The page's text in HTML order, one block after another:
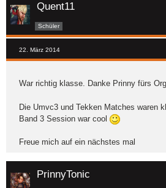
Quent11
Schüler
22. März 2014
War richtig klasse. Danke Prinny fürs
Die Umvc3 und Tekken Matches waren
Band 3 Session war cool
Freue mich auf ein nächstes mal
PrinnyTonic